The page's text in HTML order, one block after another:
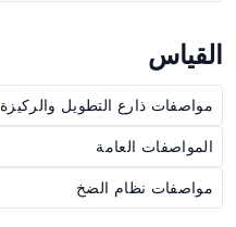
القياس
مواصفات ذارع التطويل والركيزة
المواصفات العامة
مواصفات نظام الضخ